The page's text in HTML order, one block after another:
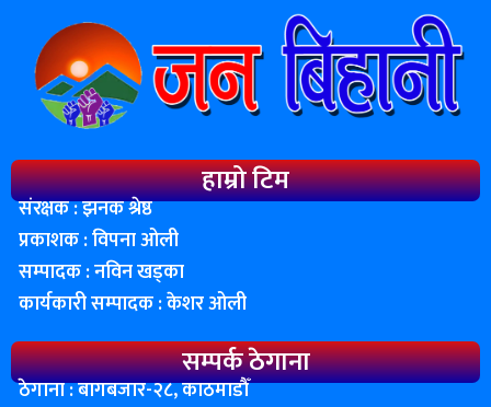
हाम्रो टिम
संरक्षक : झनक श्रेष्ठ
प्रकाशक : विपना ओली
सम्पादक : नविन खड्का
कार्यकारी सम्पादक : केशर ओली
सम्पर्क ठेगाना
ठेगाना : बागबजार-२८, काठमाडाैँ